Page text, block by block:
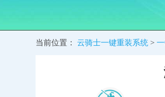
当前位置： 云骑士一键重装系统 >